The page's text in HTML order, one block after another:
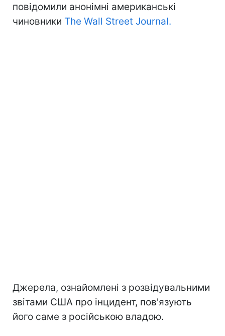
повідомили анонімні американські
чиновники The Wall Street Journal.
Джерела, ознайомлені з розвідувальними
звітами США про інцидент, пов'язують
його саме з російською владою.